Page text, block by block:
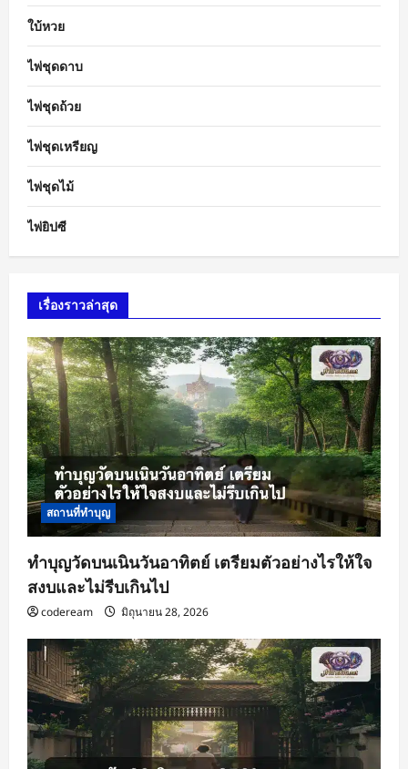
ใบ้หวย
ไพ่ชุดดาบ
ไพ่ชุดถ้วย
ไพ่ชุดเหรียญ
ไพ่ชุดไม้
ไพ่ยิปซี
เรื่องราวล่าสุด
สถานที่ทำบุญ
ทำบุญวัดบนเนินวันอาทิตย์ เตรียมตัวอย่างไรให้ใจ
สงบและไม่รีบเกินไป
codeream มิถุนายน 28, 2026